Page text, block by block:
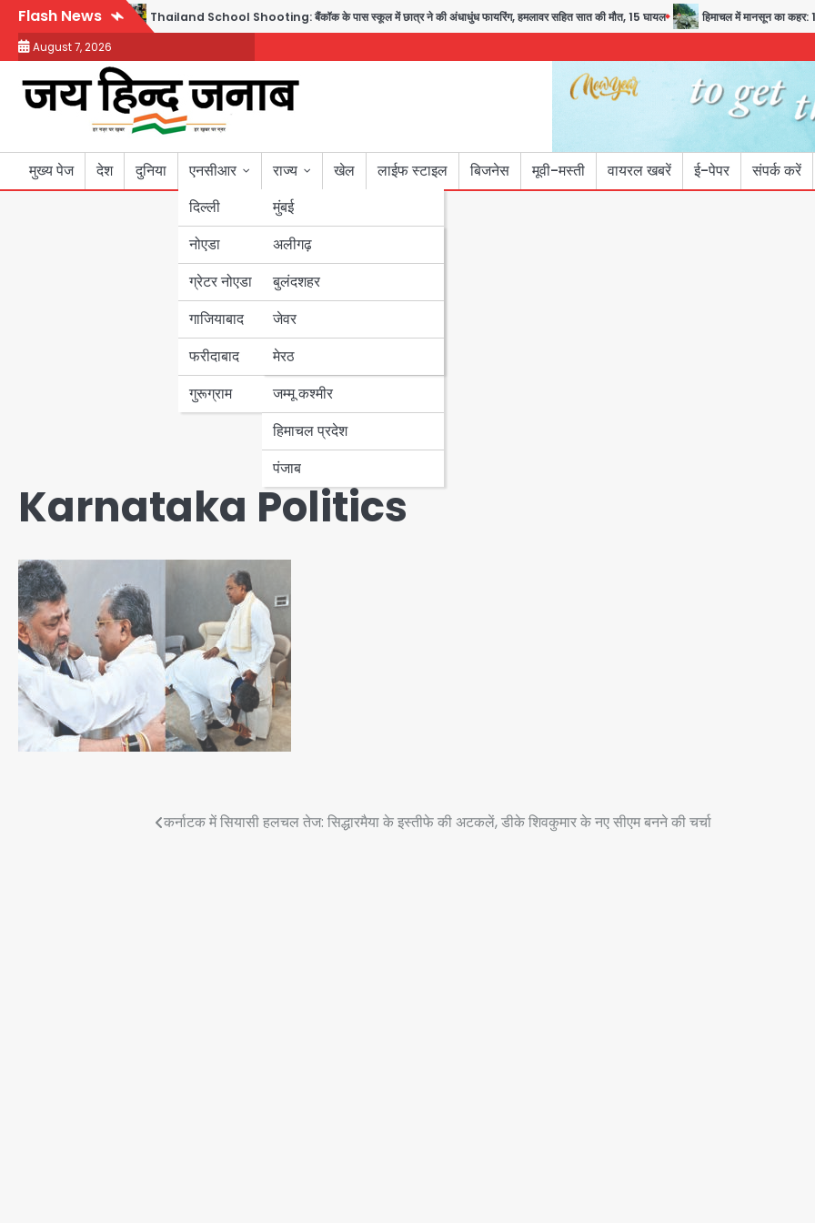
Skip
content
Flash News
की मौत; 15 घायल Thailand School Shooting: बैंकॉक के पास स्कूल में छात्र ने की अंधाधुंध फायरिंग, हमलावर सहित सात की मौत, 15 घायल हिमाचल में मानसून का कहर:
August 7, 2026
मुख्य पेज देश दुनिया
एनसीआर
दिल्ली
नोएडा
ग्रेटर नोएडा
गाजियाबाद
फरीदाबाद
गुरूग्राम
राज्य
मुंबई
उत्तर प्रदेश
अलीगढ़
बुलंदशहर
जेवर
मेरठ
बिहार
पंजाब
हरियाणा
जम्मू कश्मीर
हिमाचल प्रदेश
पंजाब
खेल लाईफ स्टाइल बिजनेस मूवी-मस्ती वायरल खबरें ई-पेपर संपर्क करें
Karnataka Politics
कर्नाटक में सियासी हलचल तेज: सिद्धारमैया के इस्तीफे की अटकलें, डीके शिवकुमार के नए सीएम बनने की चर्चा